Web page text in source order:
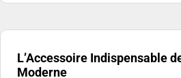
L’Accessoire Indispensable
Moderne